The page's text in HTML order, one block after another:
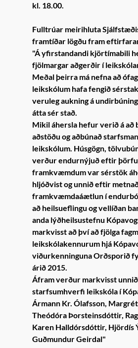
kl. 18.00.
Fulltrúar meirihluta
framtíðar lögðu fram
"Á yfirstandandi kjörtímabili
fjölmargar aðgerðir í
Meðal þeirra má nefna að
leikskólum hafa fengið
veruleg aukning á
átta sér stað.
Mikil áhersla hefur verið á
aðstöðu og aðbúnað
leikskólum. Húsgögn,
verður endurnýjuð eftir
framkvæmdum var sérstök
hljóðvist og unnið eftir
framkvæmdaáætlun í
að heilsueflingu og vellíðan
anda lýðheilsustefnu
markvisst að því að fjölga
leikskólakennurum hjá
viðurkenninguna Orðsporið
árið 2015.
Áfram verður markvisst
starfsumhverfi leikskóla í
Ármann Kr. Ólafsson,
Theódóra Þorsteinsdóttir,
Karen Halldórsdóttir, Hjördís
Guðmundur Geirdal"